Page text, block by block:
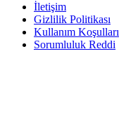
İletişim
Gizlilik Politikası
Kullanım Koşulları
Sorumluluk Reddi